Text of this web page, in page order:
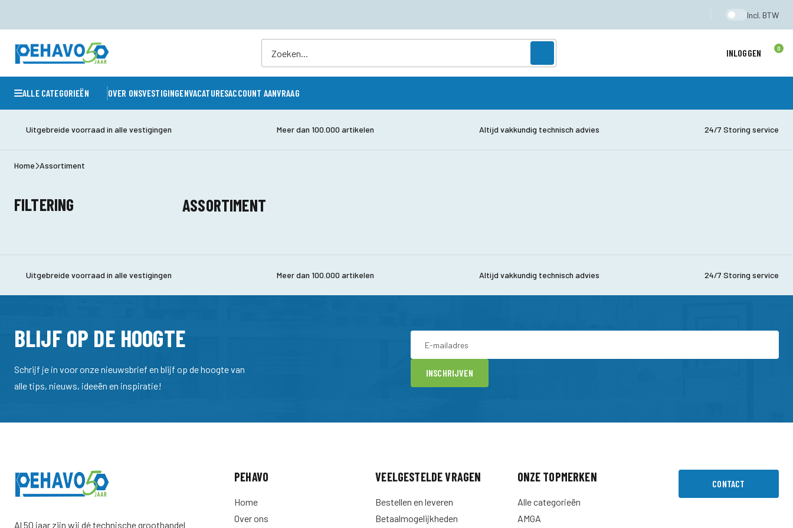
Incl. BTW
INLOGGEN 0
ALLE CATEGORIEËN OVER ONSVESTIGINGENVACATURESACCOUNT AANVRAAG
Uitgebreide voorraad in alle vestigingen Meer dan 100.000 artikelen Altijd vakkundig technisch advies 24/7 Storing service
Home Assortiment
FILTERING ASSORTIMENT
Uitgebreide voorraad in alle vestigingen Meer dan 100.000 artikelen Altijd vakkundig technisch advies 24/7 Storing service
BLIJF OP DE HOOGTE
Schrijf je in voor onze nieuwsbrief en blijf op de hoogte van
alle tips, nieuws, ideeën en inspiratie!
INSCHRIJVEN
Al 50 jaar zijn wij dé technische groothandel
PEHAVO
Home
Over ons
VEELGESTELDE VRAGEN
Bestellen en leveren
Betaalmogelijkheden
ONZE TOPMERKEN
Alle categorieën
AMGA
CONTACT